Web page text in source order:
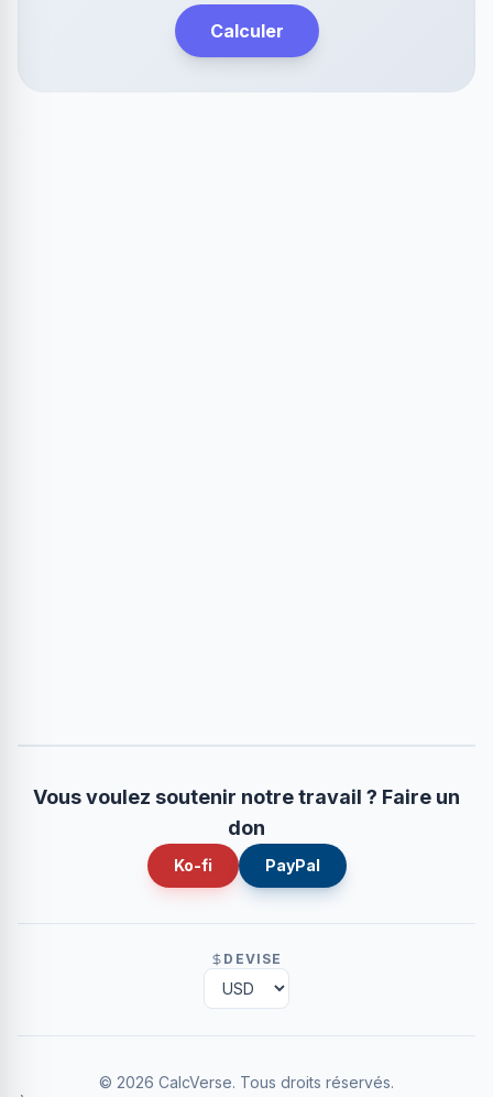
Calculer
Vous voulez soutenir notre travail ? Faire un
don
Ko-fi PayPal
DEVISE
© 2026 CalcVerse. Tous droits réservés.